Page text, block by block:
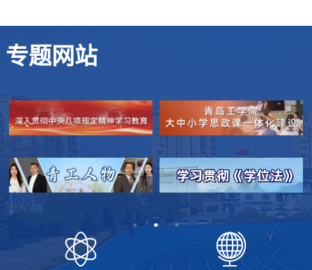
专题网站